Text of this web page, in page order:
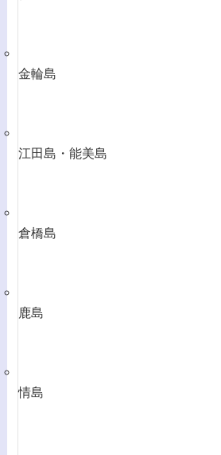
金輪島
江田島・能美島
倉橋島
鹿島
情島